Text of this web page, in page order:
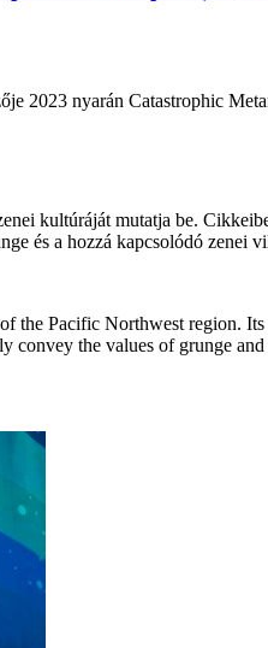
2023 nyarán Catastrophic
kultúráját mutatja be.
és a hozzá kapcsolódó
the Pacific Northwest region.
convey the values of grunge